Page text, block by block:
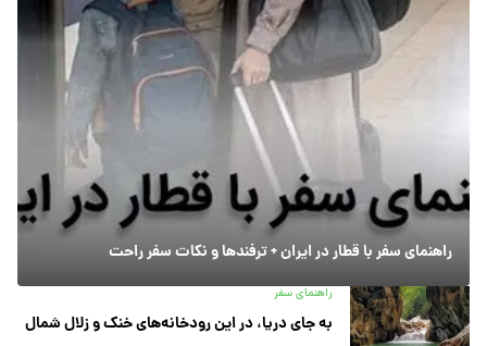
راهنمای سفر با قطار در ایران + ترفندها و نکات سفر راحت
راهنمای سفر
به جای دریا، در این رودخانه‌های خنک و زلال شمال